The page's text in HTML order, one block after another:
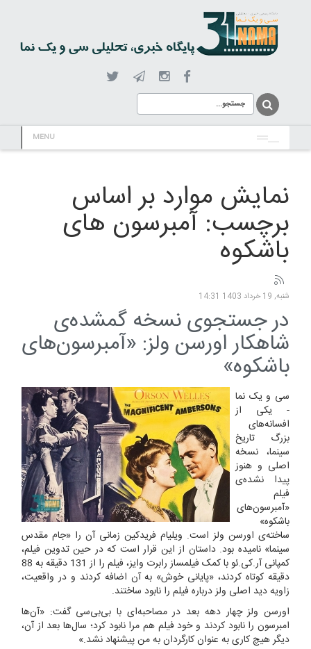
MENU
نمایش موارد بر اساس
برچسب: آمبرسون های
باشکوه
شنبه, 19 خرداد 1403 14:31
در جستجوی نسخه گمشده‌ی
شاهکار اورسن ولز: «آمبرسون‌های
باشکوه»
سی و یک نما
- یکی از
افسانه‌های
بزرگ تاریخ
سینما، نسخه
اصلی و هنوز
پیدا نشده‌ی
فیلم
«آمبرسون‌های
باشکوه»
ساخته‌ی اورسن ولز است. ویلیام فریدکین زمانی آن را «جام مقدس
سینما» نامیده بود. داستان از این قرار است که در حین تدوین فیلم،
کمپانی آر.کی.ئو با کمک فیلمساز رابرت وایز، فیلم را از 131 دقیقه به 88
دقیقه کوتاه کردند، «پایانی خوش» به آن اضافه کردند و در واقعیت،
زاویه دید اصلی ولز درباره فیلم را نابود ساختند.
اورسن ولز چهار دهه بعد در مصاحبه‌ای با بی‌بی‌سی گفت: «آن‌ها
امبرسون را نابود کردند و خود فیلم هم مرا نابود کرد؛ سال‌ها بعد از آن،
دیگر هیچ کاری به عنوان کارگردان به من پیشنهاد نشد.»